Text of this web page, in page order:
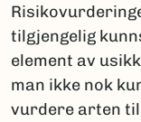
tilgjengelig
element av
man ikke nok
vurdere arten